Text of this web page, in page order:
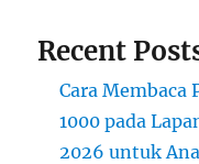
Recent
Cara Membaca
1000 pada
2026 untuk